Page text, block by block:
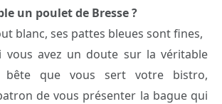
un poulet de Bresse ?
blanc, ses pattes bleues sont fines,
vous avez un doute sur la véritable
que vous sert votre bistro,
de vous présenter la bague qui